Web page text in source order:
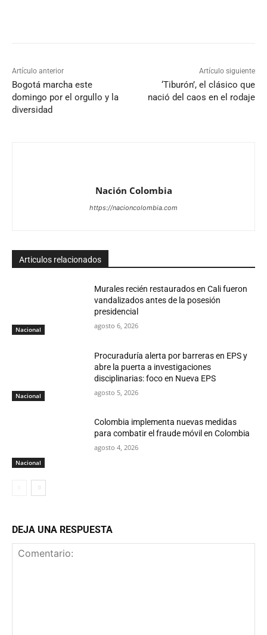
Artículo anterior
Bogotá marcha este
domingo por el orgullo y la
diversidad
Artículo siguiente
‘Tiburón’, el clásico que
nació del caos en el rodaje
Nación Colombia
https://nacioncolombia.com
Articulos relacionados
Nacional
Murales recién restaurados en Cali fueron
vandalizados antes de la posesión
presidencial
agosto 6, 2026
Nacional
Procuraduría alerta por barreras en EPS y
abre la puerta a investigaciones
disciplinarias: foco en Nueva EPS
agosto 5, 2026
Nacional
Colombia implementa nuevas medidas
para combatir el fraude móvil en Colombia
agosto 4, 2026
DEJA UNA RESPUESTA